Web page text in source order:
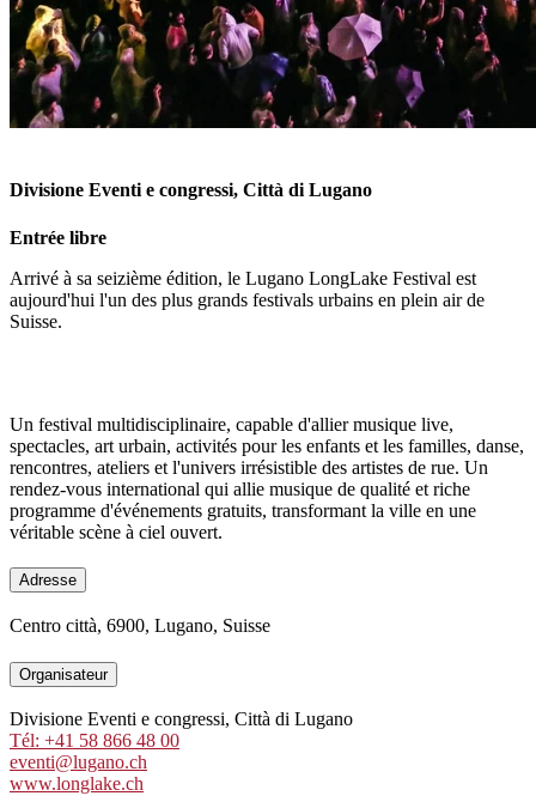
Divisione Eventi e congressi, Città di Lugano
Entrée libre
Arrivé à sa seizième édition, le Lugano LongLake Festival est
aujourd'hui l'un des plus grands festivals urbains en plein air de
Suisse.
Un festival multidisciplinaire, capable d'allier musique live,
spectacles, art urbain, activités pour les enfants et les familles, danse,
rencontres, ateliers et l'univers irrésistible des artistes de rue. Un
rendez-vous international qui allie musique de qualité et riche
programme d'événements gratuits, transformant la ville en une
véritable scène à ciel ouvert.
Adresse
Centro città, 6900, Lugano, Suisse
Organisateur
Divisione Eventi e congressi, Città di Lugano
Tél: +41 58 866 48 00
eventi@lugano.ch
www.longlake.ch